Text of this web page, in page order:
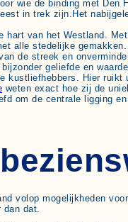
wie de binding met Den
in trek zijn.Het
hart van het Westland.
alle stedelijke gemakken.
de streek en
geliefde en
kustliefhebbers. Hier
weten exact hoe zij de
om de centrale ligging
volop mogelijkheden
dat.